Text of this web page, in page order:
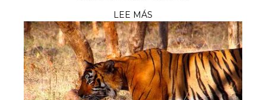
LEE MÁS